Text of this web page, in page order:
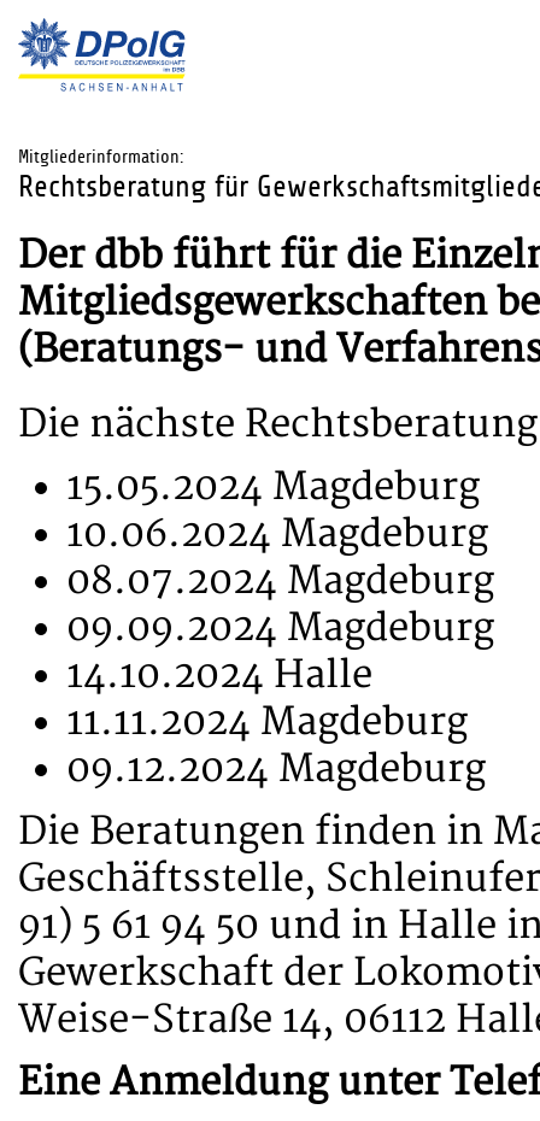
Mitgliederinformation:
Rechtsberatung für
Der dbb führt für die
Mitgliedsgewerkschaften
(Beratungs- und
Die nächste
15.05.2024 Magdeburg
10.06.2024 Magdeburg
08.07.2024 Magdeburg
09.09.2024 Magdeburg
14.10.2024 Halle
11.11.2024 Magdeburg
09.12.2024 Magdeburg
Die Beratungen finden in
Geschäftsstelle,
91) 5 61 94 50 und in Halle
Gewerkschaft der
Weise-Straße 14, 06112
Eine Anmeldung unter